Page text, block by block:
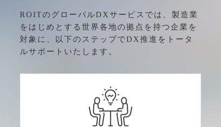
ROITのグローバルDXサービスでは、製造業
をはじめとする世界各地の拠点を持つ企業を
対象に、以下のステップでDX推進をトータ
ルサポートいたします。